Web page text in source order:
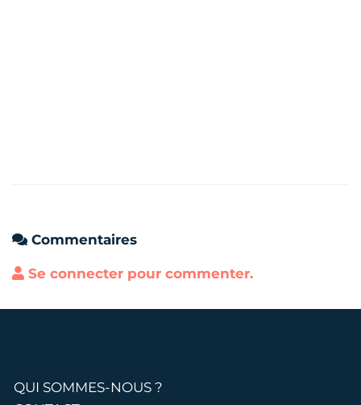
Commentaires
Se connecter pour commenter.
QUI SOMMES-NOUS ?